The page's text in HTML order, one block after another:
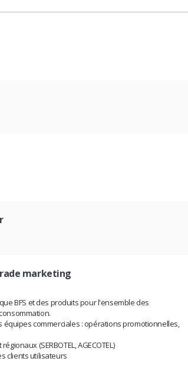
marketing
BFS et des produits pour l'ensemble des
commerciales : opérations promotionnelles,
(SERBOTEL, AGECOTEL)
clients utilisateurs